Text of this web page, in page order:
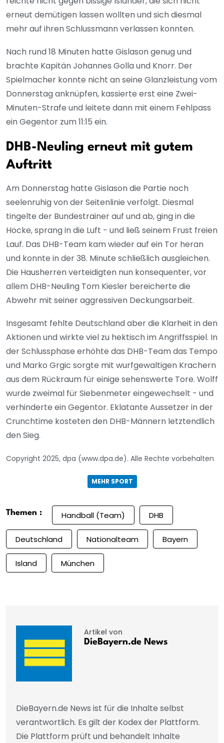
erneut demütigen lassen wollten und sich diesmal
mehr auf ihren Schlussmann verlassen konnten.
Nach rund 18 Minuten hatte Gislason genug und
brachte Kapitän Johannes Golla und Knorr. Der
Spielmacher konnte nicht an seine Glanzleistung vom
Donnerstag anknüpfen, kassierte erst eine Zwei-
Minuten-Strafe und leitete dann mit einem Fehlpass
ein Gegentor zum 11:15 ein.
DHB-Neuling erneut mit gutem
Auftritt
Am Donnerstag hatte Gislason die Partie noch
seelenruhig von der Seitenlinie verfolgt. Diesmal
tingelte der Bundestrainer auf und ab, ging in die
Hocke, sprang in die Luft - und ließ seinem Frust freien
Lauf. Das DHB-Team kam wieder auf ein Tor heran
und konnte in der 38. Minute schließlich ausgleichen.
Die Hausherren verteidigten nun konsequenter, vor
allem DHB-Neuling Tom Kiesler bereicherte die
Abwehr mit seiner aggressiven Deckungsarbeit.
Insgesamt fehlte Deutschland aber die Klarheit in den
Aktionen und wirkte viel zu hektisch im Angriffsspiel. In
der Schlussphase erhöhte das DHB-Team das Tempo
und Marko Grgic sorgte mit wurfgewaltigen Krachern
aus dem Rückraum für einige sehenswerte Tore. Wolff
wurde zweimal für Siebenmeter eingewechselt - und
verhinderte ein Gegentor. Eklatante Aussetzer in der
Crunchtime kosteten den DHB-Männern letztendlich
den Sieg.
Copyright 2025, dpa (www.dpa.de). Alle Rechte vorbehalten
MEHR SPORT
Themen : Handball (Team) DHB
Deutschland Nationalteam Bayern
Island München
Artikel von
DieBayern.de News
DieBayern.de News ist für die Inhalte selbst
verantwortlich. Es gilt der Kodex der Plattform.
Die Plattform prüft und behandelt Inhalte